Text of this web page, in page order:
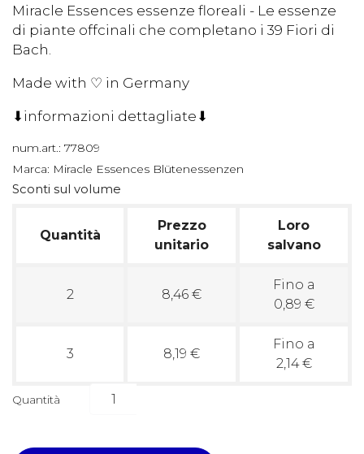
Miracle Essences essenze floreali - Le essenze
di piante offcinali che completano i 39 Fiori di
Bach.
Made with ♡ in Germany
⬇informazioni dettagliate⬇
num.art.: 77809
Marca: Miracle Essences Blütenessenzen
Sconti sul volume
Quantità
Prezzo
unitario
Loro
salvano
2 8,46 €
Fino a
0,89 €
3 8,19 €
Fino a
2,14 €
Quantità